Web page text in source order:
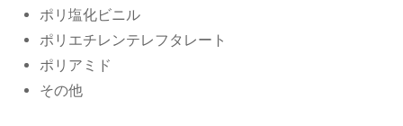
ポリ塩化ビニル
ポリエチレンテレフタレート
ポリアミド
その他